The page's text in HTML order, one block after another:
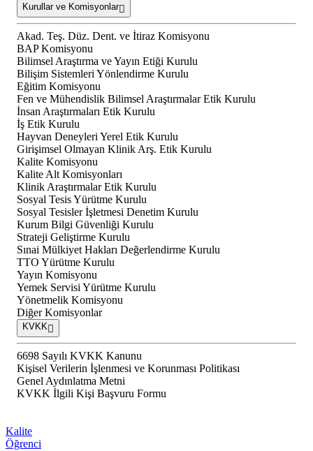
Kurullar ve Komisyonlar
Akad. Teş. Düz. Dent. ve İtiraz Komisyonu
BAP Komisyonu
Bilimsel Araştırma ve Yayın Etiği Kurulu
Bilişim Sistemleri Yönlendirme Kurulu
Eğitim Komisyonu
Fen ve Mühendislik Bilimsel Araştırmalar Etik Kurulu
İnsan Araştırmaları Etik Kurulu
İş Etik Kurulu
Hayvan Deneyleri Yerel Etik Kurulu
Girişimsel Olmayan Klinik Arş. Etik Kurulu
Kalite Komisyonu
Kalite Alt Komisyonları
Klinik Araştırmalar Etik Kurulu
Sosyal Tesis Yürütme Kurulu
Sosyal Tesisler İşletmesi Denetim Kurulu
Kurum Bilgi Güvenliği Kurulu
Strateji Geliştirme Kurulu
Sınai Mülkiyet Hakları Değerlendirme Kurulu
TTO Yürütme Kurulu
Yayın Komisyonu
Yemek Servisi Yürütme Kurulu
Yönetmelik Komisyonu
Diğer Komisyonlar
KVKK
6698 Sayılı KVKK Kanunu
Kişisel Verilerin İşlenmesi ve Korunması Politikası
Genel Aydınlatma Metni
KVKK İlgili Kişi Başvuru Formu
Kalite
Öğrenci